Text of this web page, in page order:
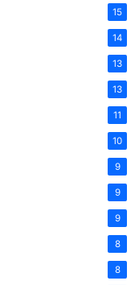
15
14
13
13
11
10
9
9
9
8
8